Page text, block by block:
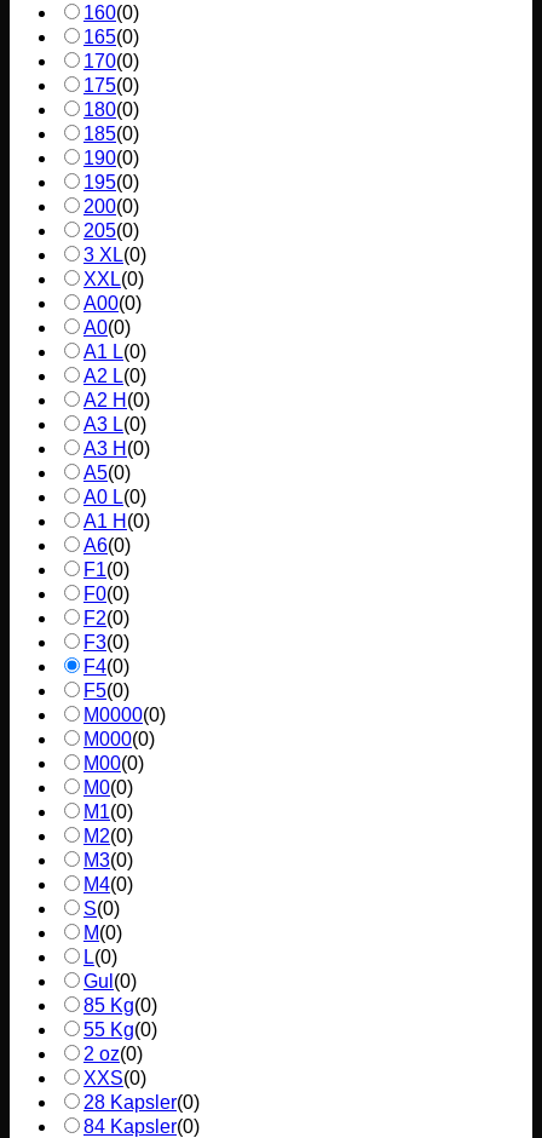
160(0)
165(0)
170(0)
175(0)
180(0)
185(0)
190(0)
195(0)
200(0)
205(0)
3 XL(0)
XXL(0)
A00(0)
A0(0)
A1 L(0)
A2 L(0)
A2 H (0)
A3 L(0)
A3 H (0)
A5(0)
A0 L(0)
A1 H (0)
A6(0)
F1(0)
F0(0)
F2(0)
F3(0)
F4(0)
F5(0)
M0000(0)
M000(0)
M00(0)
M0(0)
M1(0)
M2(0)
M3(0)
M4(0)
S(0)
M(0)
L(0)
Gul (0)
85 Kg(0)
55 Kg(0)
2 oz(0)
XXS(0)
28 Kapsler(0)
84 Kapsler(0)